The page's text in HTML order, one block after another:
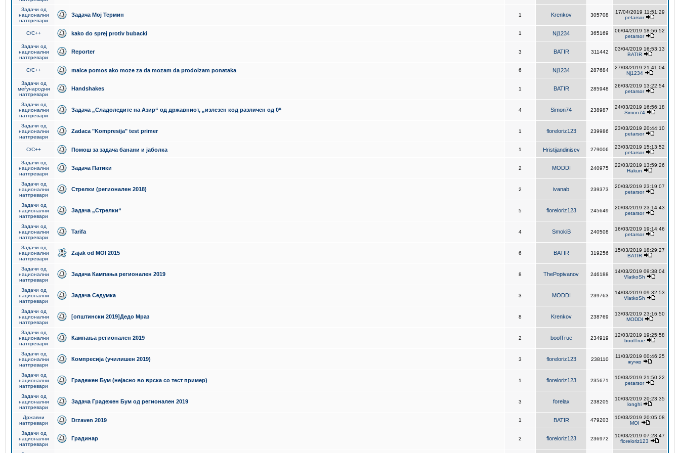
Задачи од
национални
натпревари
Задача Мој Термин 1 Krenkov 305708
17/04/2019 11:51:29
petarsor
C/C++ kako do sprej protiv bubacki 1 Nj1234 365169
06/04/2019 18:56:52
petarsor
Задачи од
национални
натпревари
Reporter 3 BATIR 311442
03/04/2019 16:53:13
BATIR
C/C++ malce pomos ako moze za da mozam da prodolzam ponataka 6 Nj1234 287684
27/03/2019 21:41:04
Nj1234
Задачи од
меѓународни
натпревари
Handshakes 1 BATIR 285948
26/03/2019 13:22:54
petarsor
Задачи од
национални
натпревари
Задача „Сладоледите на Азир“ од државниот, „излезен код различен од 0“ 4 Simon74 238987
24/03/2019 16:56:18
Simon74
Задачи од
национални
натпревари
Zadaca "Kompresija" test primer 1 floreloriz123 239986
23/03/2019 20:44:10
petarsor
C/C++ Помош за задача банани и јаболка 1 Hristijandinisev 279006
23/03/2019 15:13:52
petarsor
Задачи од
национални
натпревари
Задача Патики 2 MODDI 240975
22/03/2019 13:59:26
Hakun
Задачи од
национални
натпревари
Стрелки (регионален 2018) 2 ivanab 239373
20/03/2019 23:19:07
petarsor
Задачи од
национални
натпревари
Задача „Стрелки“ 5 floreloriz123 245649
20/03/2019 23:14:43
petarsor
Задачи од
национални
натпревари
Tarifa 4 SmokiB 240508
16/03/2019 19:14:46
petarsor
Задачи од
национални
натпревари
Zajak od MOI 2015 6 BATIR 319256
15/03/2019 18:29:27
BATIR
Задачи од
национални
натпревари
Задача Кампања регионален 2019 8 ThePopivanov 246188
14/03/2019 09:38:04
VlatkoSh
Задачи од
национални
натпревари
Задача Седумка 3 MODDI 239763
14/03/2019 09:32:53
VlatkoSh
Задачи од
национални
натпревари
[општински 2019]Дедо Мраз 8 Krenkov 238769
13/03/2019 23:16:50
MODDI
Задачи од
национални
натпревари
Кампања регионален 2019 2 boolTrue 234919
12/03/2019 19:25:58
boolTrue
Задачи од
национални
натпревари
Компресија (училишен 2019) 3 floreloriz123 238110
11/03/2019 00:46:25
жучко
Задачи од
национални
натпревари
Градежен Бум (нејасно во врска со тест пример) 1 floreloriz123 235671
10/03/2019 21:50:22
petarsor
Задачи од
национални
натпревари
Задача Градежен Бум од регионален 2019 3 forelax 238205
10/03/2019 20:23:35
longhi
Државни
натпревари
Drzaven 2019 1 BATIR 479203
10/03/2019 20:05:08
MOI
Задачи од
национални
натпревари
Градинар 2 floreloriz123 236972
10/03/2019 07:28:47
floreloriz123